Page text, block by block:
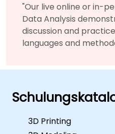
"Our live online or in-
Data Analysis
discussion and
languages and
3D Printing